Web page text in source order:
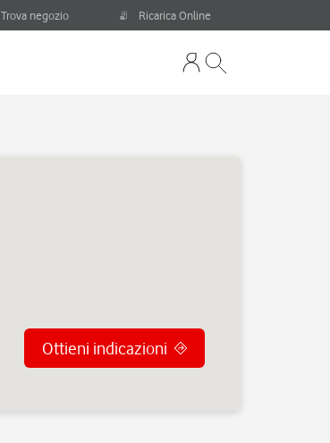
Trova negozio Ricarica Online
Ottieni indicazioni